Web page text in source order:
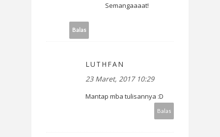
Semangaaaat!
Balas
LUTHFAN
23 Maret, 2017 10:29
Mantap mba tulisannya :D
Balas